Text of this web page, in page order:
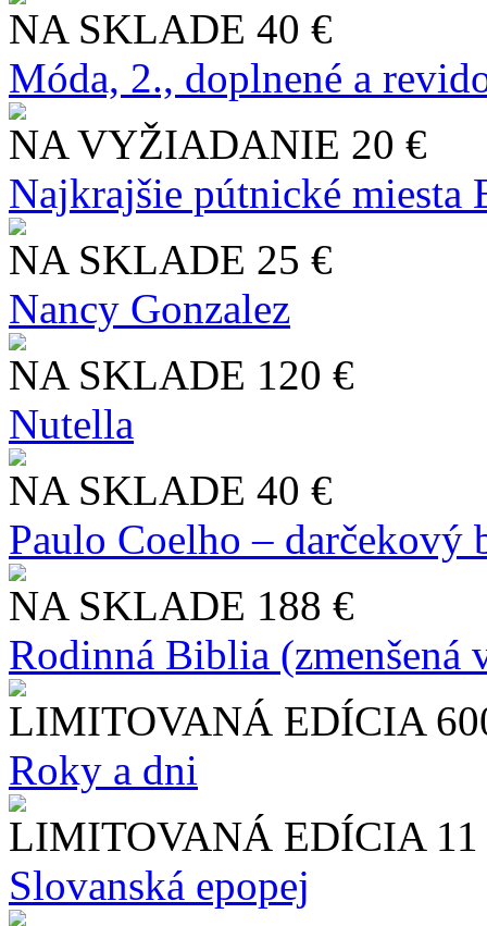
NA SKLADE 40 €
Móda, 2., doplnené a
NA VYŽIADANIE 20 €
Najkrajšie pútnické miesta
NA SKLADE 25 €
Nancy Gonzalez
NA SKLADE 120 €
Nutella
NA SKLADE 40 €
Paulo Coelho – darčekový
NA SKLADE 188 €
Rodinná Biblia (zmenšená
LIMITOVANÁ EDÍCIA
Roky a dni
LIMITOVANÁ EDÍCIA
Slo​vanská epopej